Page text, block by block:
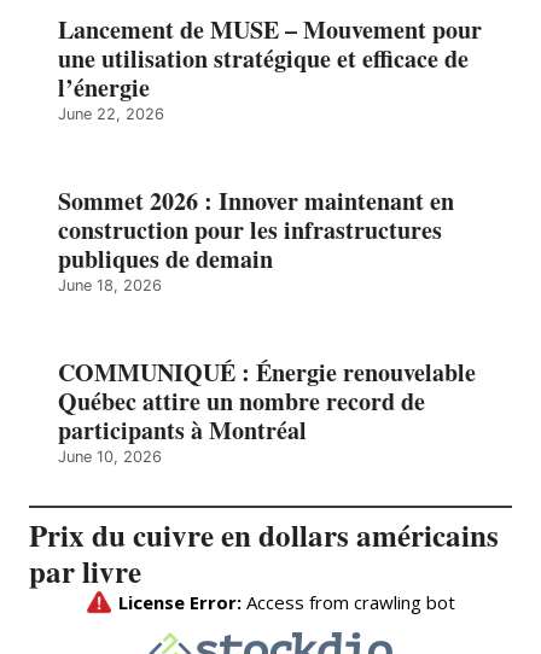
Lancement de MUSE – Mouvement pour
une utilisation stratégique et efficace de
l’énergie
June 22, 2026
Sommet 2026 : Innover maintenant en
construction pour les infrastructures
publiques de demain
June 18, 2026
COMMUNIQUÉ : Énergie renouvelable
Québec attire un nombre record de
participants à Montréal
June 10, 2026
Prix du cuivre en dollars américains
par livre